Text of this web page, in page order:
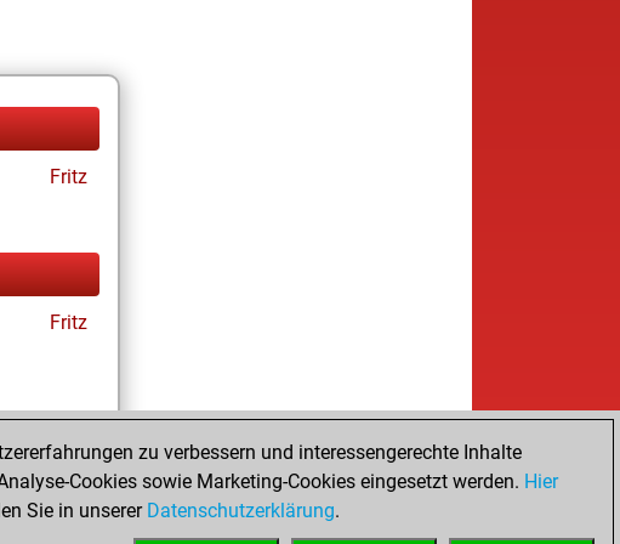
Fritz
Fritz
Fritz
zu verbessern und interessengerechte Inhalte
Cookies sowie Marketing-Cookies eingesetzt werden. Hier
Sie in unserer Datenschutzerklärung.